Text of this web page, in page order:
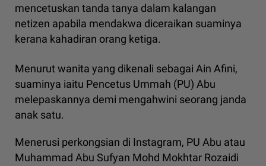
mencetuskan tanda tanya dalam kalangan
netizen apabila mendakwa diceraikan suaminya
kerana kahadiran orang ketiga.
Menurut wanita yang dikenali sebagai Ain Afini,
suaminya iaitu Pencetus Ummah (PU) Abu
melepaskannya demi mengahwini seorang janda
anak satu.
Menerusi perkongsian di Instagram, PU Abu atau
Muhammad Abu Sufyan Mohd Mokhtar Rozaidi